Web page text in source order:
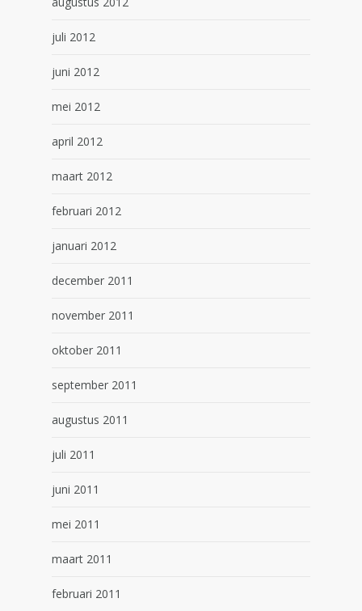
juli 2012
juni 2012
mei 2012
april 2012
maart 2012
februari 2012
januari 2012
december 2011
november 2011
oktober 2011
september 2011
augustus 2011
juli 2011
juni 2011
mei 2011
maart 2011
februari 2011